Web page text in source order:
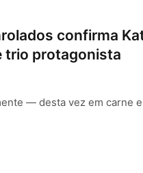
confirma
trio protagonista
— desta vez em carne